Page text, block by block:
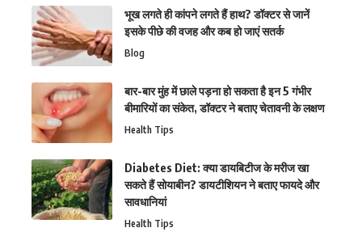
भूख लगते ही कांपने लगते हैं हाथ? डॉक्टर से जानें
इसके पीछे की वजह और कब हो जाएं सतर्क
Blog
बार-बार मुंह में छाले पड़ना हो सकता है इन 5 गंभीर
बीमारियों का संकेत, डॉक्टर ने बताए चेतावनी के लक्षण
Health Tips
Diabetes Diet: क्या डायबिटीज के मरीज खा
सकते हैं सोयाबीन? डायटीशियन ने बताए फायदे और
सावधानियां
Health Tips